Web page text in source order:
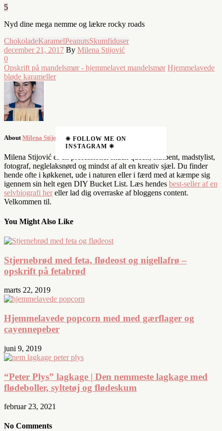
5
Nyd dine mega nemme og lækre rocky roads
ChokoladeKaramelPeanutsSkumfiduser
december 21, 2017 By Milena Stijović
0
Opskrift på mandelsmør - hjemmelavet mandelsmør Hjemmelavede
bløde karameller
About Milena Stijović
Milena Stijović er en professionel snack queen, skribent, madstylist,
fotograf, neglelaksnørd og mindst af alt en kreativ sjæl. Du finder
hende ofte i køkkenet, ude i naturen eller i færd med at kæmpe sig
igennem sin helt egen DIY Bucket List. Læs hendes best-seller af en
selvbiografi her eller lad dig overraske af bloggens content.
Velkommen til.
You Might Also Like
Stjernebrød med feta, flødeost og nigellafrø –
opskrift på fetabrød
marts 22, 2019
Hjemmelavede popcorn med med gærflager og
cayennepeber
juni 9, 2019
“Peter Plys” lagkage | Den nemmeste lagkage med
flødeboller, syltetøj og flødeskum
februar 23, 2021
No Comments
❈ FOLLOW ME ON
INSTAGRAM ❈